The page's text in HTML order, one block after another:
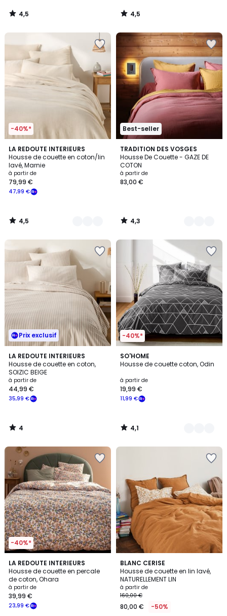
4,5
/
4,5
/
-40%*
LA REDOUTE INTERIEURS
Housse de couette en coton/lin
lavé, Marnie
à partir de
47,99 €
79,99 €
4,5
/ 5
3
Couleurs
4,5
/
Best-seller
TRADITION DES VOSGES
Housse De Couette - GAZE DE
COTON
à partir de
83,00 €
4,3
/ 5
8
Couleurs
4,3
/
Prix exclusif
LA REDOUTE INTERIEURS
Housse de couette en coton,
SOIZIC BEIGE
à partir de
35,99 €
44,99 €
4
/
5
4
/
-40%*
SO'HOME
Housse de couette coton, Odin
à partir de
11,99 €
19,99 €
4,1
/ 5
2
Couleurs
4,1
/
-40%*
LA REDOUTE INTERIEURS
Housse de couette en percale
de coton, Ohara
à partir de
23,99 €
39,99 €
4,5
/ 5
BLANC CERISE
Housse de couette en lin lavé,
NATURELLEMENT LIN
à partir de
160,00 €
80,00 € -50%
5
/
5
10
Couleurs